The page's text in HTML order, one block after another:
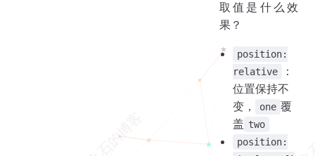
取值是什么效
果？
position:
relative
：
位置保持不
变，
one 覆
盖 two
position: